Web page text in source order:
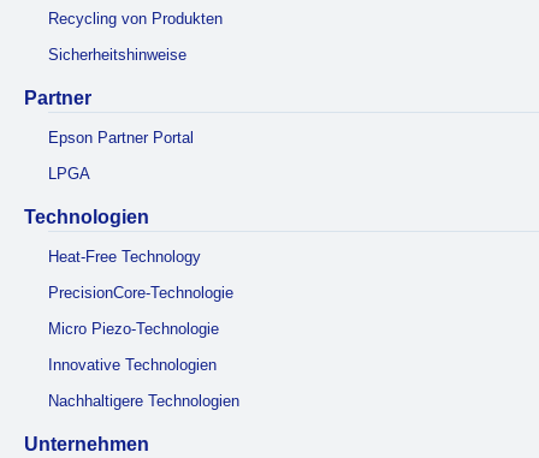
Recycling von Produkten
Sicherheitshinweise
Partner
Epson Partner Portal
LPGA
Technologien
Heat-Free Technology
PrecisionCore-Technologie
Micro Piezo-Technologie
Innovative Technologien
Nachhaltigere Technologien
Unternehmen